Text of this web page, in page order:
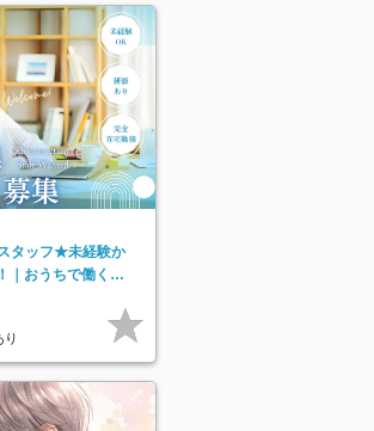
タッフ★未経験か
｜おうちで働くフ
り